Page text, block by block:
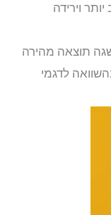
וירידה
תוצאה מהירה
(בהשוואה לדגמי